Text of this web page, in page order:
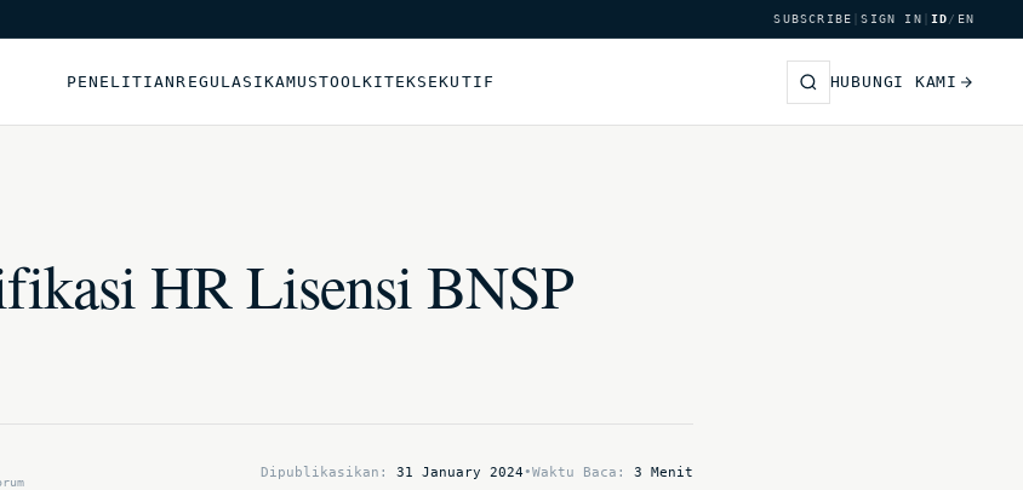
SUBSCRIBE |SIGN IN ID/ EN
PENELITIANREGULASIKAMUSTOOLKITEKSEKUTIF HUBUNGI KAMI
HR Lisensi BNSP
Dipublikasikan: 31 January 2024•Waktu Baca: 3 Menit